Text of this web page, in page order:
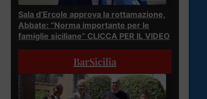
Sala d’Ercole approva la rottamazione,
Abbate: “Norma importante per le
famiglie siciliane” CLICCA PER IL VIDEO
BarSicilia